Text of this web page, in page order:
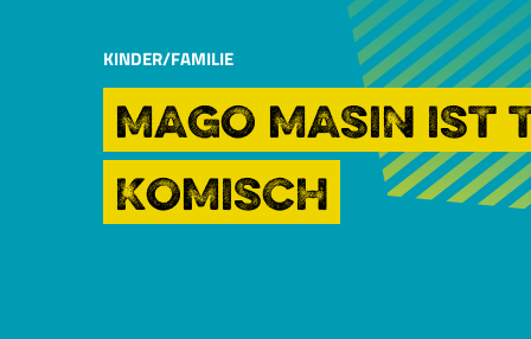
KINDER/FAMILIE
MAGO MASIN IST
KOMISCH